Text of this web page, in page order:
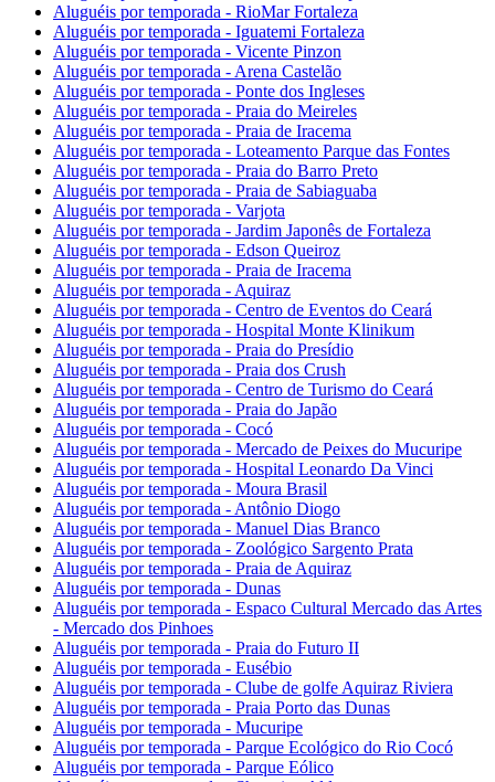
Aluguéis por temporada - RioMar Fortaleza
Aluguéis por temporada - Iguatemi Fortaleza
Aluguéis por temporada - Vicente Pinzon
Aluguéis por temporada - Arena Castelão
Aluguéis por temporada - Ponte dos Ingleses
Aluguéis por temporada - Praia do Meireles
Aluguéis por temporada - Praia de Iracema
Aluguéis por temporada - Loteamento Parque das Fontes
Aluguéis por temporada - Praia do Barro Preto
Aluguéis por temporada - Praia de Sabiaguaba
Aluguéis por temporada - Varjota
Aluguéis por temporada - Jardim Japonês de Fortaleza
Aluguéis por temporada - Edson Queiroz
Aluguéis por temporada - Praia de Iracema
Aluguéis por temporada - Aquiraz
Aluguéis por temporada - Centro de Eventos do Ceará
Aluguéis por temporada - Hospital Monte Klinikum
Aluguéis por temporada - Praia do Presídio
Aluguéis por temporada - Praia dos Crush
Aluguéis por temporada - Centro de Turismo do Ceará
Aluguéis por temporada - Praia do Japão
Aluguéis por temporada - Cocó
Aluguéis por temporada - Mercado de Peixes do Mucuripe
Aluguéis por temporada - Hospital Leonardo Da Vinci
Aluguéis por temporada - Moura Brasil
Aluguéis por temporada - Antônio Diogo
Aluguéis por temporada - Manuel Dias Branco
Aluguéis por temporada - Zoológico Sargento Prata
Aluguéis por temporada - Praia de Aquiraz
Aluguéis por temporada - Dunas
Aluguéis por temporada - Espaco Cultural Mercado das Artes
- Mercado dos Pinhoes
Aluguéis por temporada - Praia do Futuro II
Aluguéis por temporada - Eusébio
Aluguéis por temporada - Clube de golfe Aquiraz Riviera
Aluguéis por temporada - Praia Porto das Dunas
Aluguéis por temporada - Mucuripe
Aluguéis por temporada - Parque Ecológico do Rio Cocó
Aluguéis por temporada - Parque Eólico